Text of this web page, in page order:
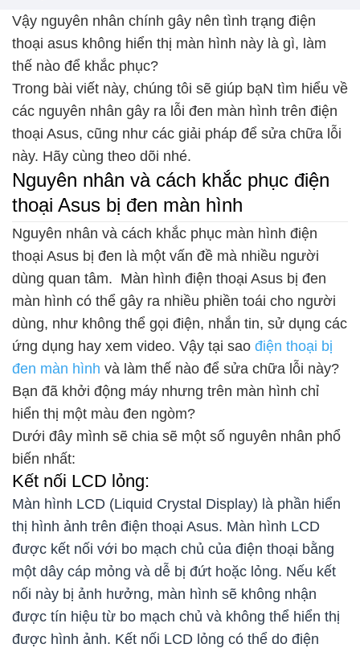
Vậy nguyên nhân chính gây nên tình trạng điện
thoại asus không hiển thị màn hình này là gì, làm
thế nào để khắc phục?
Trong bài viết này, chúng tôi sẽ giúp bạN tìm hiểu về
các nguyên nhân gây ra lỗi đen màn hình trên điện
thoại Asus, cũng như các giải pháp để sửa chữa lỗi
này. Hãy cùng theo dõi nhé.
Nguyên nhân và cách khắc phục điện
thoại Asus bị đen màn hình
Nguyên nhân và cách khắc phục màn hình điện
thoại Asus bị đen là một vấn đề mà nhiều người
dùng quan tâm. Màn hình điện thoại Asus bị đen
màn hình có thể gây ra nhiều phiền toái cho người
dùng, như không thể gọi điện, nhắn tin, sử dụng các
ứng dụng hay xem video. Vậy tại sao điện thoại bị
đen màn hình và làm thế nào để sửa chữa lỗi này?
Bạn đã khởi động máy nhưng trên màn hình chỉ
hiển thị một màu đen ngòm?
Dưới đây mình sẽ chia sẽ một số nguyên nhân phổ
biến nhất:
Kết nối LCD lỏng:
Màn hình LCD (Liquid Crystal Display) là phần hiển
thị hình ảnh trên điện thoại Asus. Màn hình LCD
được kết nối với bo mạch chủ của điện thoại bằng
một dây cáp mỏng và dễ bị đứt hoặc lỏng. Nếu kết
nối này bị ảnh hưởng, màn hình sẽ không nhận
được tín hiệu từ bo mạch chủ và không thể hiển thị
được hình ảnh. Kết nối LCD lỏng có thể do điện